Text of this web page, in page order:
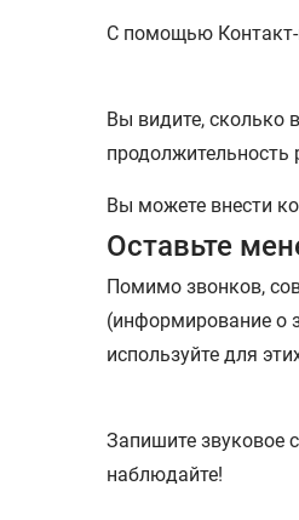
С помощью
Вы видите, сколько
продолжительность
Вы можете внести
Оставьте
Помимо звонков,
(информирование о
используйте для
Запишите звуковое
наблюдайте!